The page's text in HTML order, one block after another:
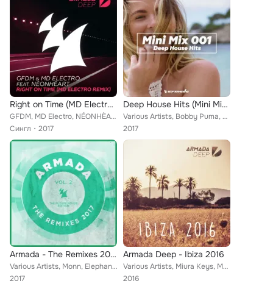
Right on Time (MD Electro Remix)
GFDM, MD Electro, NÉONHÈART
Сингл
2017
Deep House Hits (Mini Mix 001) - Armada Music
Various Artists, Bobby Puma, Going Deeper, TAI, Felon, MD Electro, Boehm, Sultan + Shepard, Gil Sanders, DJ Zinc, Thomas Gold, T...
2017
Armada - The Remixes 2017, Vol. 2 (The Future House Edition)
Various Artists, Monn, Elephante, MD Electro, Daniel Nitt, Armin van Buuren, Luis Leon, Dave Winnel, Tuneboy, SCNDL, Norman Dora...
2017
Armada Deep - Ibiza 2016
Various Artists, Miura Keys, Moonbootica, Bobby Puma, INSTRUM, Robosonic, John Monkman, Plastik Funk, Cimo Fränkel, Going Deeper...
2016